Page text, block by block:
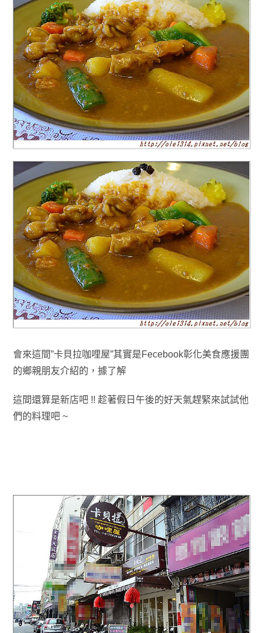
會來這間”卡貝拉咖哩屋”其實是Fecebook彰化美食應援團
的鄉親朋友介紹的， 據了解
這間還算是新店吧 !! 趁著假日午後的好天氣趕緊來試試他
們的料理吧 ~